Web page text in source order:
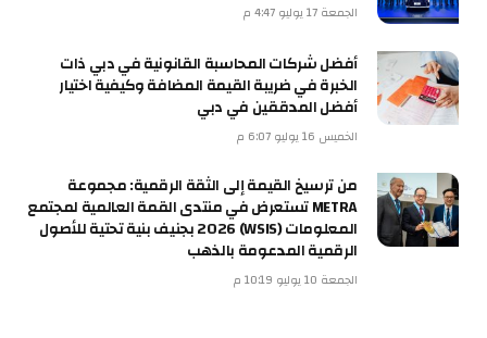
الجمعة 17 يوليو 4:47 م
أفضل شركات المحاسبة القانونية في دبي ذات
الخبرة في ضريبة القيمة المضافة وكيفية اختيار
أفضل المدققين في دبي
الخميس 16 يوليو 6:07 م
من ترسيخ القيمة إلى الثقة الرقمية: مجموعة
METRA تستعرض في منتدى القمة العالمية لمجتمع
المعلومات (WSIS) 2026 بجنيف بنية تحتية للأصول
الرقمية المدعومة بالذهب
الجمعة 10 يوليو 10:19 م